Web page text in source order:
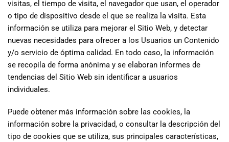
visitas, el tiempo de visita, el navegador que usan, el operador
o tipo de dispositivo desde el que se realiza la visita. Esta
información se utiliza para mejorar el Sitio Web, y detectar
nuevas necesidades para ofrecer a los Usuarios un Contenido
y/o servicio de óptima calidad. En todo caso, la información
se recopila de forma anónima y se elaboran informes de
tendencias del Sitio Web sin identificar a usuarios
individuales.
Puede obtener más información sobre las cookies, la
información sobre la privacidad, o consultar la descripción del
tipo de cookies que se utiliza, sus principales características,